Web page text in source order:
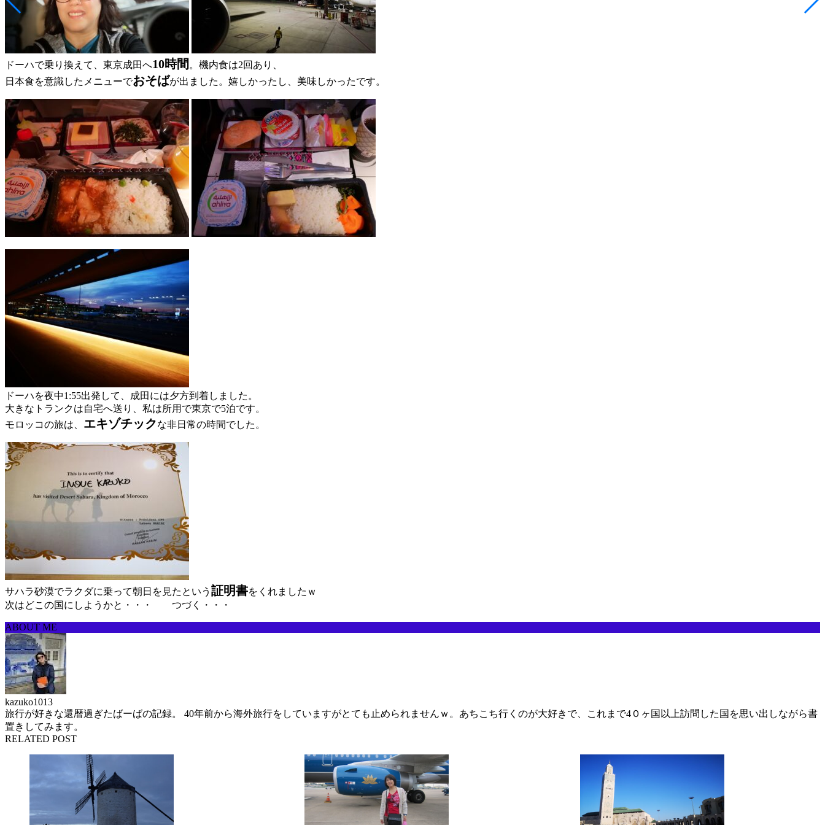
ドーハで乗り換えて、東京成田へ10時間 。機内食は2回あり、
日本食を意識したメニューでおそばが出ました。嬉しかったし、美味しかったです。
ドーハを夜中1:55出発して、成田には夕方到着しました。
大きなトランクは自宅へ送り、私は所用で東京で5泊です。
モロッコの旅は、 エキゾチックな非日常の時間でした。
サハラ砂漠でラクダに乗って朝日を見たという 証明書をくれましたｗ
次はどこの国にしようかと・・・ つづく・・・
ABOUT ME
kazuko1013
旅行が好きな還暦過ぎたばーばの記録。 40年前から海外旅行をしていますがとても止められませんｗ。あちこち行くのが大好きで、これまで4０ヶ国以上訪問した国を思い出しながら書
置きしてみます。
RELATED POST